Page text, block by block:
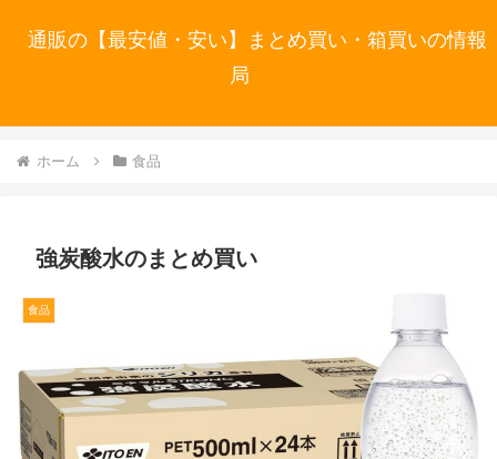
通販の【最安値・安い】まとめ買い・箱買いの情報
局
ホーム 食品
強炭酸水のまとめ買い
食品